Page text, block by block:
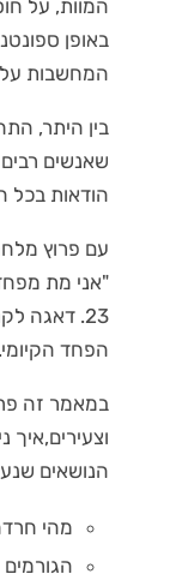
המוות, על
באופן
המחשבות על
בין היתר,
שאנשים
הודאות בכל
עם פרוץ
23. דאגה
הפחד הקיומי.
במאמר זה
הנושאים
מהי